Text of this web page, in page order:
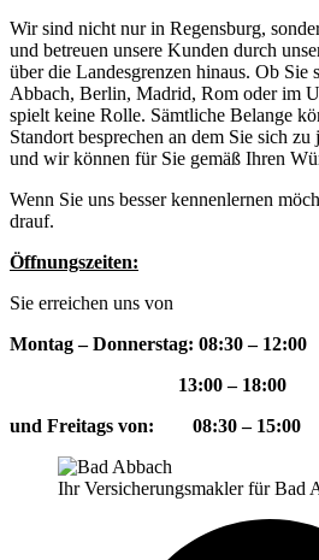
Wir sind nicht nur in Regensburg,
und betreuen unsere Kunden durch
über die Landesgrenzen hinaus. Ob
Abbach, Berlin, Madrid, Rom oder im
spielt keine Rolle. Sämtliche Belange
Standort besprechen an dem Sie sich
und wir können für Sie gemäß Ihren
Wenn Sie uns besser kennenlernen
drauf.
Öffnungszeiten:
Sie erreichen uns von
Montag – Donnerstag: 08:30 – 12:00
13:00 – 18:00
und Freitags von: 08:30 – 15:00
Ihr Versicherungsmakler für Bad